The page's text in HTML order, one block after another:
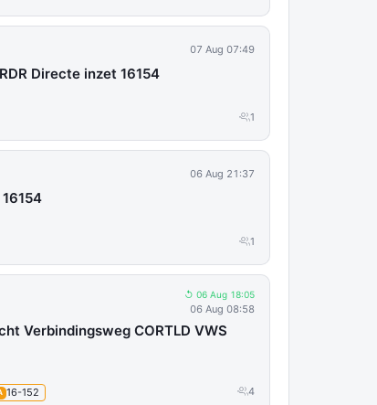
07 Aug 07:49
Directe inzet 16154
1
06 Aug 21:37
1
↺ 06 Aug 18:05
06 Aug 08:58
Verbindingsweg CORTLD VWS
16-152 4